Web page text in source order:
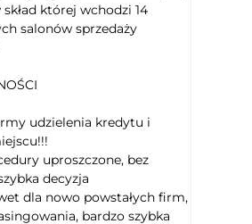
której wchodzi 14
salonów sprzedaży
udzielenia kredytu i
uproszczone, bez
decyzja
dla nowo powstałych firm,
bardzo szybka